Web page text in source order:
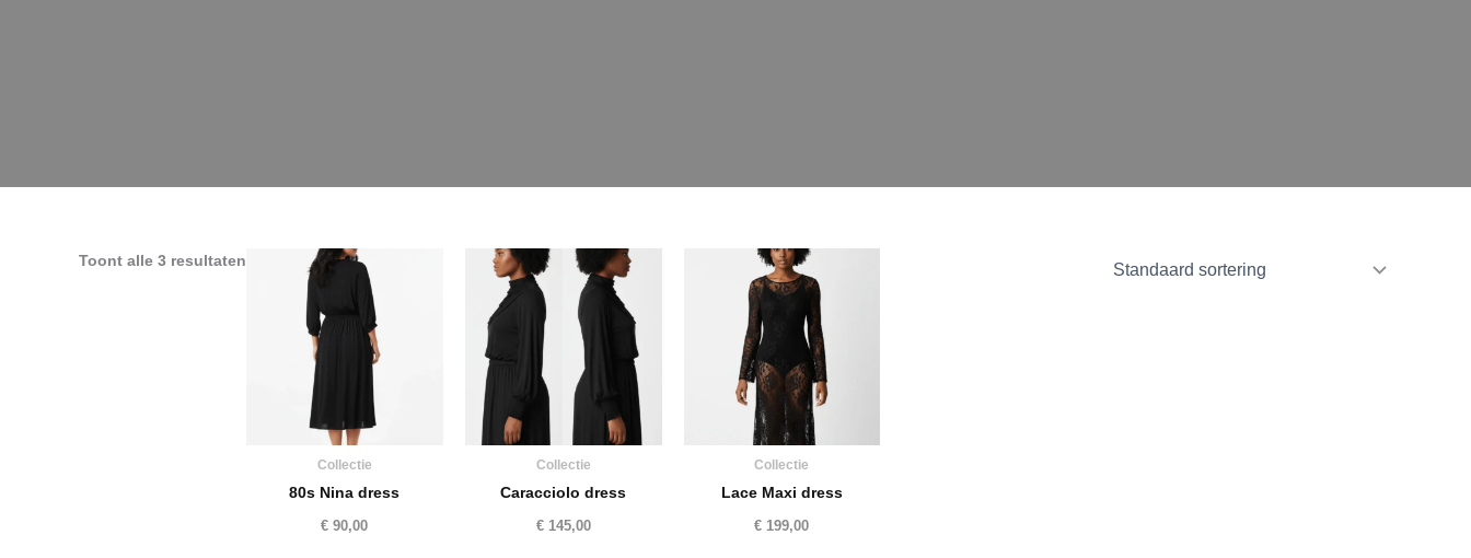
Toont alle 3 resultaten
Collectie
80s Nina dress
€ 90,00
Collectie
Caracciolo dress
€145,00
Collectie
Lace Maxi dress
€ 199,00